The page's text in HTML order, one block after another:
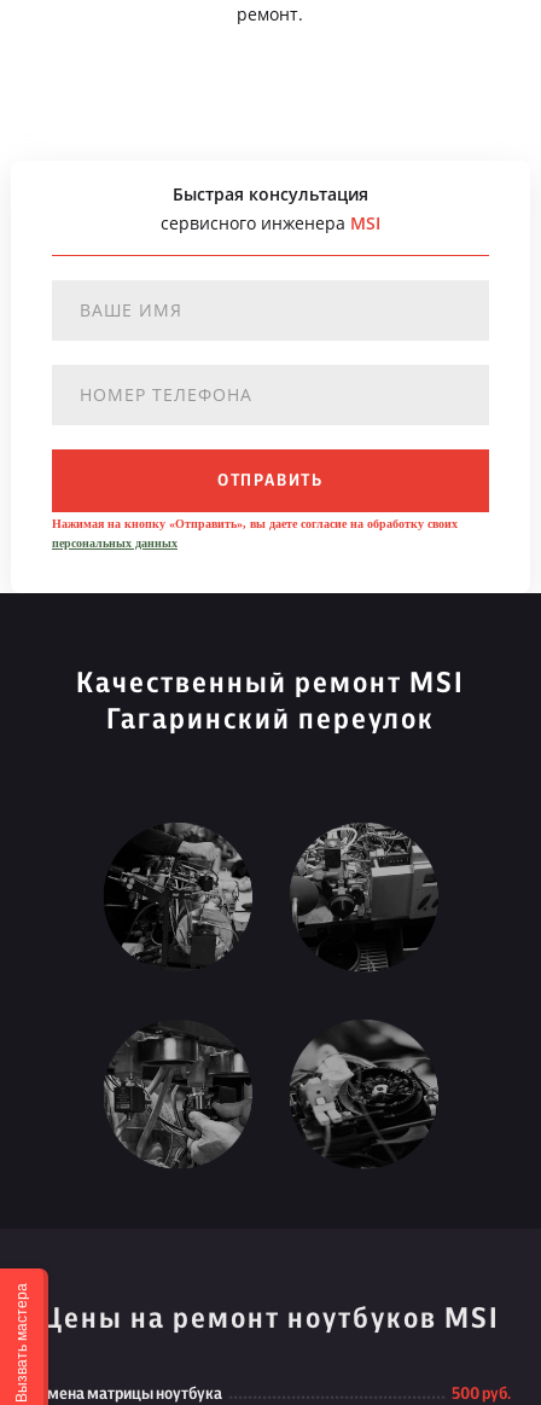
ремонт.
Быстрая консультация
сервисного инженера MSI
ОТПРАВИТЬ
Нажимая на кнопку «Отправить», вы даете согласие на обработку своих
персональных данных
Качественный ремонт MSI
Гагаринский переулок
Цены на ремонт ноутбуков MSI
Замена матрицы ноутбука 500 руб.
Вызвать мастера